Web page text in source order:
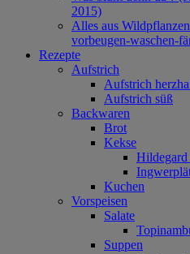
2015)
Alles aus
vorbeugen-waschen-
Rezepte
Aufstrich
Aufstrich
Aufstrich süß
Backwaren
Brot
Kekse
Hildegard
Kuchen
Vorspeisen
Salate
Suppen